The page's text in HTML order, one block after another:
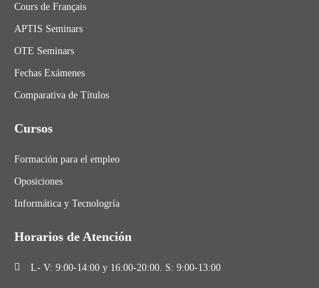
Cours de Français
APTIS Seminars
OTE Seminars
Fechas Exámenes
Comparativa de Títulos
Cursos
Formación para el empleo
Oposiciones
Informática y Tecnologría
Horarios de Atención
L- V: 9:00-14:00 y 16:00-20:00. S: 9:00-13:00